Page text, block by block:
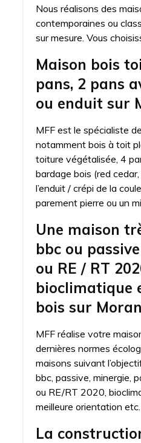
Nous réalisons des
contemporaines ou
sur mesure. Vous
Maison bois
pans, 2 pans
ou enduit sur
MFF est le spécialiste
notamment bois à toit
toiture végétalisée, 4
bardage bois (red
l’enduit / crépi de la
parement pierre ou un
Une maison
bbc ou
ou RE / RT
bioclimatique
bois sur
MFF réalise votre
dernières normes
maisons suivant
bbc, passive, minergie,
ou RE/RT 2020,
meilleure orientation etc.
La